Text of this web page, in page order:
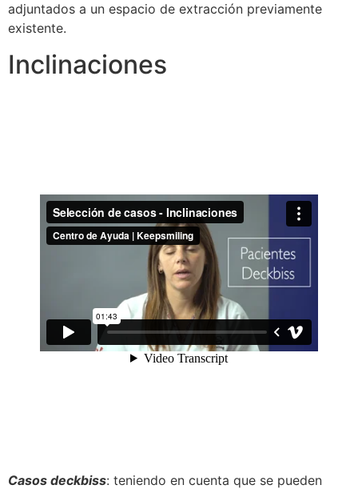
adjuntados a un espacio de extracción previamente
existente.
Inclinaciones
Casos deckbiss: teniendo en cuenta que se pueden